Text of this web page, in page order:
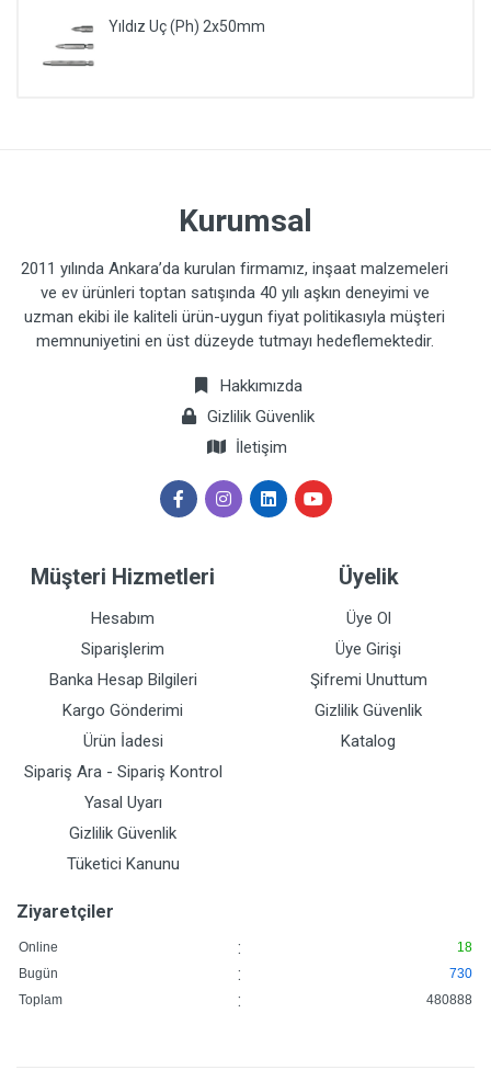
Yıldız Uç (Ph) 2x50mm
Kurumsal
2011 yılında Ankara’da kurulan firmamız, inşaat malzemeleri
ve ev ürünleri toptan satışında 40 yılı aşkın deneyimi ve
uzman ekibi ile kaliteli ürün-uygun fiyat politikasıyla müşteri
memnuniyetini en üst düzeyde tutmayı hedeflemektedir.
Hakkımızda
Gizlilik Güvenlik
İletişim
Müşteri Hizmetleri
Hesabım
Siparişlerim
Banka Hesap Bilgileri
Kargo Gönderimi
Ürün İadesi
Sipariş Ara - Sipariş Kontrol
Yasal Uyarı
Gizlilik Güvenlik
Tüketici Kanunu
Üyelik
Üye Ol
Üye Girişi
Şifremi Unuttum
Gizlilik Güvenlik
Katalog
Ziyaretçiler
Online :
18
Bugün
:
730
Toplam
: 480888